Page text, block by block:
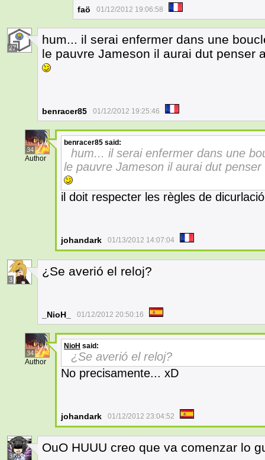
faö 01/12/2012 19:06:58
27
hum... il serai enfermer dans une
le pauvre Jameson il aurai dut penser
benracer85 01/12/2012 19:25:46
34
Author
benracer85 said:
hum... il serai enfermer dans une
le pauvre Jameson il aurai dut
il doit respecter les règles de
johandark 01/13/2012 14:07:04
3
¿Se averió el reloj?
_NioH_ 01/12/2012 20:50:16
34
Author
NioH said:
¿Se averió el reloj?
No precisamente... xD
johandark 01/12/2012 23:04:52
3
OuO HUUU creo que va comenzar lo